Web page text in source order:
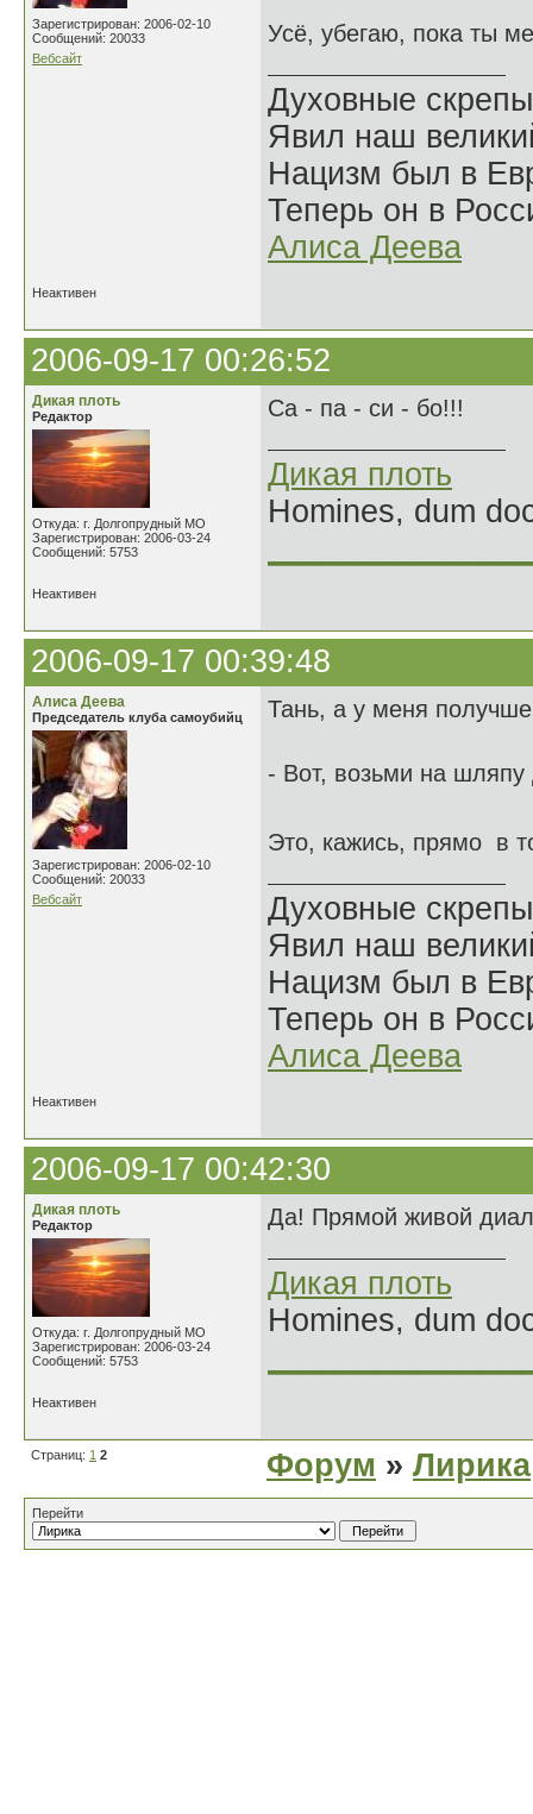
Зарегистрирован: 2006-02-10
Сообщений: 20033
Вебсайт
Усё, убегаю, пока ты
Духовные
Явил наш
Нацизм был в
Теперь он в
Алиса Деева
Неактивен
2006-09-17 00:26:52
Дикая плоть
Редактор
Откуда: г. Долгопрудный МО
Зарегистрирован: 2006-03-24
Сообщений: 5753
Са - па - си - бо!!!
Дикая плоть
Homines, dum
Неактивен
2006-09-17 00:39:48
Алиса Деева
Председатель клуба самоубийц
Зарегистрирован: 2006-02-10
Сообщений: 20033
Вебсайт
Тань, а у меня
- Вот, возьми на шляпу
Это, кажись, прямо в
Духовные
Явил наш
Нацизм был в
Теперь он в
Алиса Деева
Неактивен
2006-09-17 00:42:30
Дикая плоть
Редактор
Откуда: г. Долгопрудный МО
Зарегистрирован: 2006-03-24
Сообщений: 5753
Да! Прямой живой
Дикая плоть
Homines, dum
Неактивен
Страниц: 1 2 Форум » Лирика
Перейти